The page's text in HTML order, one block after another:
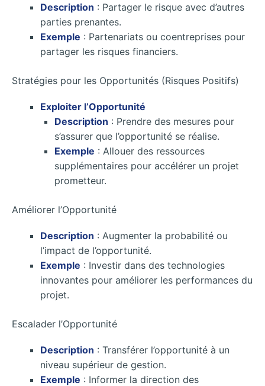
Description : Partager le risque avec d’autres
parties prenantes.
Exemple : Partenariats ou coentreprises pour
partager les risques financiers.
Stratégies pour les Opportunités (Risques Positifs)
Exploiter l’Opportunité
Description : Prendre des mesures pour
s’assurer que l’opportunité se réalise.
Exemple : Allouer des ressources
supplémentaires pour accélérer un projet
prometteur.
Améliorer l’Opportunité
Description : Augmenter la probabilité ou
l’impact de l’opportunité.
Exemple : Investir dans des technologies
innovantes pour améliorer les performances du
projet.
Escalader l’Opportunité
Description : Transférer l’opportunité à un
niveau supérieur de gestion.
Exemple : Informer la direction des